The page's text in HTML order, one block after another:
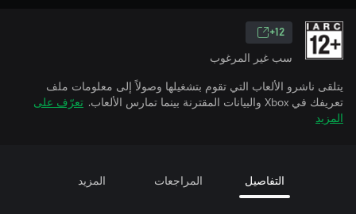
12+
سب غير المرغوب
يتلقى ناشرو الألعاب التي تقوم بتشغيلها وصولاً إلى معلومات ملف
تعريفك في Xbox والبيانات المقترنة بينما تمارس الألعاب.
تعرّف على
المزيد
التفاصيل المراجعات المزيد